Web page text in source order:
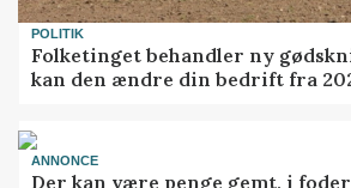
POLITIK
Folketinget behandler ny
kan den ændre din bedrift fra
ANNONCE
Der kan være penge gemt, i